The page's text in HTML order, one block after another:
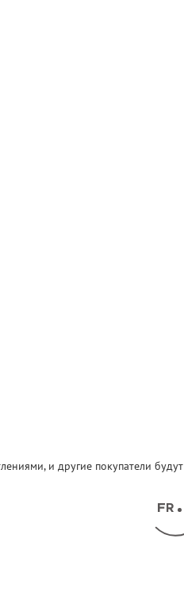
и другие покупатели